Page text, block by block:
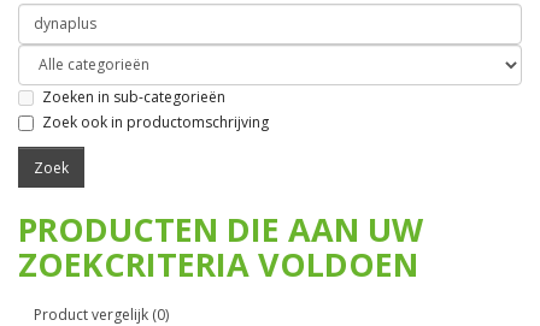
Zoeken in sub-categorieën
Zoek ook in productomschrijving
PRODUCTEN DIE AAN UW
ZOEKCRITERIA VOLDOEN
Product vergelijk (0)